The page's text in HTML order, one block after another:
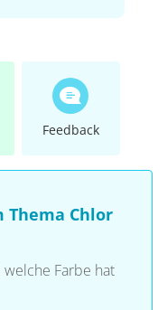
Feedback
Thema Chlor
Farbe hat